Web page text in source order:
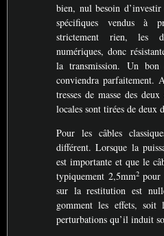
bien, nul besoin
spécifiques vendus à
strictement rien, les
numériques, donc
la transmission. Un
conviendra parfaitement.
tresses de masse des
locales sont tirées de deux
Pour les câbles
différent. Lorsque la
est importante et que le
typiquement 2,5mm2pour
sur la restitution est
gomment les effets,
perturbations qu’il induit